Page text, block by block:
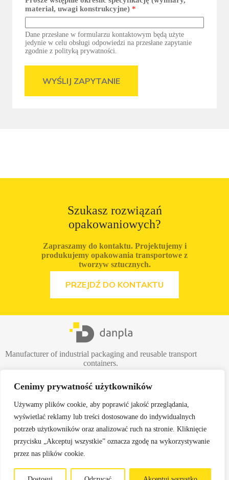
Cenimy prywatność użytkowników
Używamy plików cookie, aby poprawić jakość przeglądania,
wyświetlać reklamy lub treści dostosowane do indywidualnych
potrzeb użytkowników oraz analizować ruch na stronie. Kliknięcie
przycisku „Akceptuj wszystkie” oznacza zgodę na wykorzystywanie
przez nas plików cookie.
materiał, uwagi konstrukcyjne) *
Dane przesłane w formularzu kontaktowym będą użyte
jedynie w celu obsługi odpowiedzi na przesłane zapytanie
zgodnie z polityką prywatności.
WYŚLIJ ZAPYTANIE
Szukasz rozwiązań
opakowaniowych?
Zapraszamy do kontaktu. Projektujemy i
produkujemy opakowania transportowe z
tworzyw sztucznych.
ZOBACZ OFERTĘ
PRZEJDŹ DO KONTAKTU
Manufacturer of industrial packaging and reusable transport
containers.
Danpla Sp. z o.o.
41-940 Piekary Śląskie
ul. Inwestycyjna 6